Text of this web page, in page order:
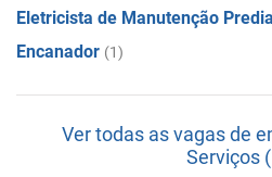
Eletricista de Manutenção
Encanador (1)
Ver todas as vagas de
Serviços